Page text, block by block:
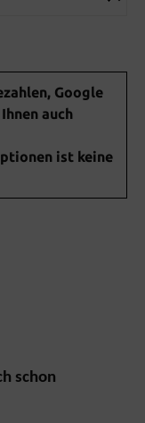
Google
auch
ist keine
schon